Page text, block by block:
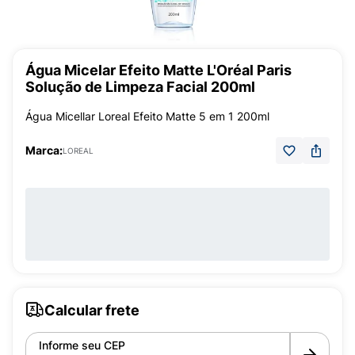
Água Micelar Efeito Matte L'Oréal Paris
Solução de Limpeza Facial 200ml
Água Micellar Loreal Efeito Matte 5 em 1 200ml
Marca:LOREAL
Calcular frete
Informe seu CEP